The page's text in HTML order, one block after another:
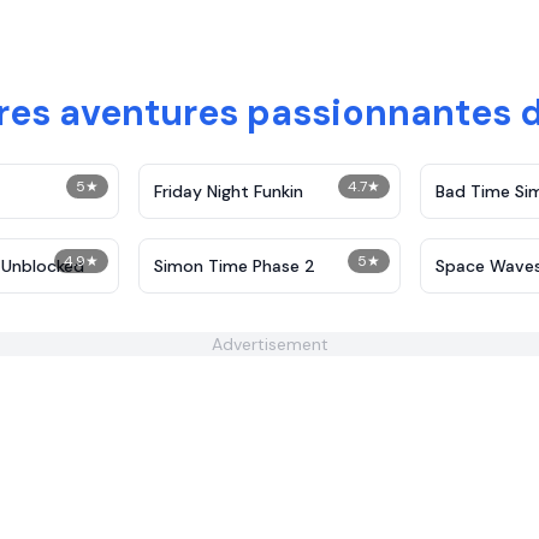
aventures passionnantes
5★ 4.7★
Friday Night Funkin Bad Time
4.9★ 5★
Simon Time Phase 2 Space
Advertisement